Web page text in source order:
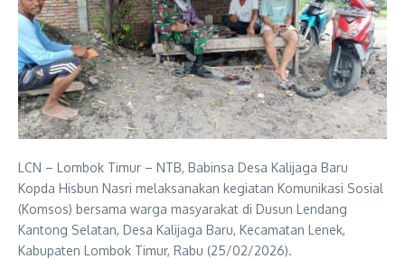
LCN – Lombok Timur – NTB, Babinsa Desa Kalijaga Baru
Kopda Hisbun Nasri melaksanakan kegiatan Komunikasi Sosial
(Komsos) bersama warga masyarakat di Dusun Lendang
Kantong Selatan, Desa Kalijaga Baru, Kecamatan Lenek,
Kabupaten Lombok Timur, Rabu (25/02/2026).